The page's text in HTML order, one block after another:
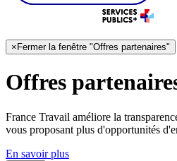
× Fermer la fenêtre "Offres partenaires"
Offres
France Travail améliore la
vous proposant plus d'opportunités
En savoir plus